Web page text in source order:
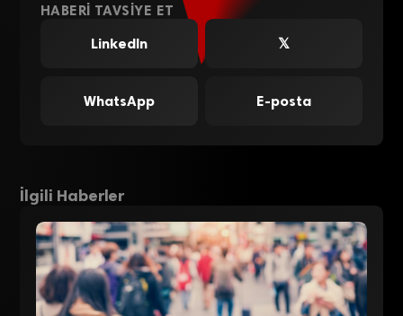
HABERI TAVSIYE ET
LinkedIn
𝕏
WhatsApp E-posta
İlgili Haberler